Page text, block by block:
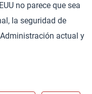
no parece que sea
la seguridad de
actual y